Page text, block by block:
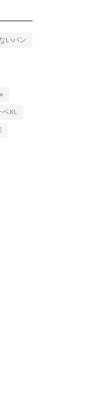
いパン
ベXL